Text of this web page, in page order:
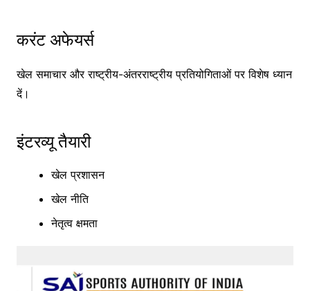
करंट अफेयर्स
खेल समाचार और राष्ट्रीय-अंतरराष्ट्रीय प्रतियोगिताओं पर विशेष ध्यान
दें।
इंटरव्यू तैयारी
खेल प्रशासन
खेल नीति
नेतृत्व क्षमता